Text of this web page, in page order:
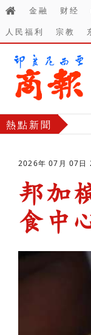
金融 财经
人民福利
宗教
熱點新聞
2026年 07月 07日
邦加
食中